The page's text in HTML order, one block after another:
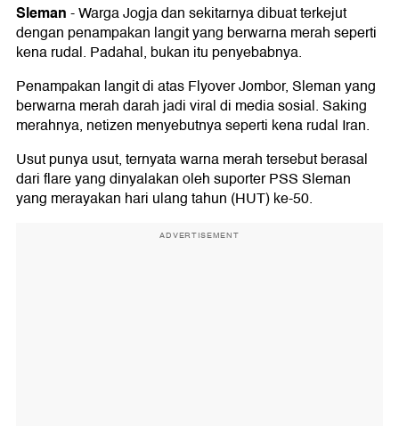
Sleman-Warga Jogja dan sekitarnya dibuat terkejut
dengan penampakan langit yang berwarna merah seperti
kena rudal. Padahal, bukan itu penyebabnya.
Penampakan langit di atas Flyover Jombor, Sleman yang
berwarna merah darah jadi viral di media sosial. Saking
merahnya, netizen menyebutnya seperti kena rudal Iran.
Usut punya usut, ternyata warna merah tersebut berasal
dari flare yang dinyalakan oleh suporter PSS Sleman
yang merayakan hari ulang tahun (HUT) ke-50.
ADVERTISEMENT